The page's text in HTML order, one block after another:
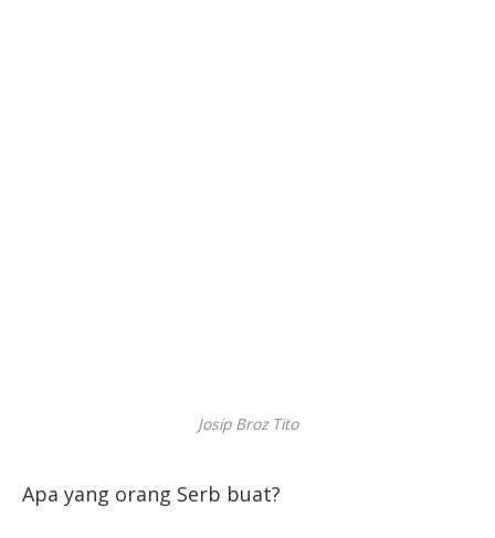
Josip Broz Tito
Apa yang orang Serb buat?